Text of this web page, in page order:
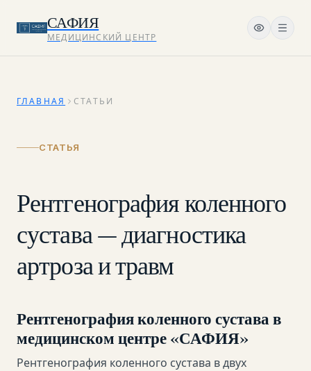
САФИЯ
МЕДИЦИНСКИЙ ЦЕНТР
ГЛАВНАЯ СТАТЬИ
СТАТЬЯ
Рентгенография коленного
сустава — диагностика
артроза и травм
Рентгенография коленного сустава в
медицинском центре «САФИЯ»
Рентгенография коленного сустава в двух